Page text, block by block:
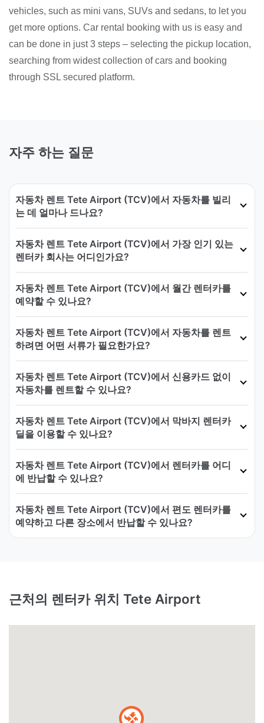
vehicles, such as mini vans, SUVs and sedans, to let you
get more options. Car rental booking with us is easy and
can be done in just 3 steps – selecting the pickup location,
searching from widest collection of cars and booking
through SSL secured platform.
자주 하는 질문
자동차 렌트 Tete Airport (TCV)에서 자동차를 빌리
는 데 얼마나 드나요?
자동차 렌트 Tete Airport (TCV)에서 가장 인기 있는
렌터카 회사는 어디인가요?
자동차 렌트 Tete Airport (TCV)에서 월간 렌터카를
예약할 수 있나요?
자동차 렌트 Tete Airport (TCV)에서 자동차를 렌트
하려면 어떤 서류가 필요한가요?
자동차 렌트 Tete Airport (TCV)에서 신용카드 없이
자동차를 렌트할 수 있나요?
자동차 렌트 Tete Airport (TCV)에서 막바지 렌터카
딜을 이용할 수 있나요?
자동차 렌트 Tete Airport (TCV)에서 렌터카를 어디
에 반납할 수 있나요?
자동차 렌트 Tete Airport (TCV)에서 편도 렌터카를
예약하고 다른 장소에서 반납할 수 있나요?
근처의 렌터카 위치 Tete Airport